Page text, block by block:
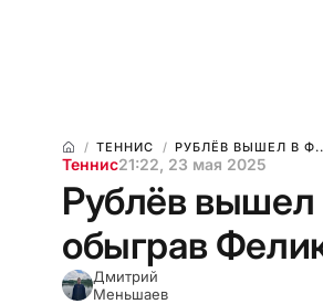
ТЕННИС РУБЛЁВ ВЫШЕЛ В
Теннис21:22, 23 мая 2025
Рублёв вышел
обыграв
Дмитрий
Меньшаев